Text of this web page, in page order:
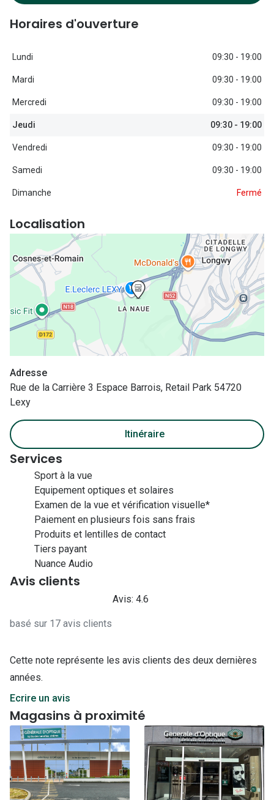
Tory burch
Coach
Toutes
Nos
Comment
Tous nos
Nos
Horaires d'ouverture
Lundi 09:30 - 19:00
Mardi 09:30 - 19:00
Mercredi 09:30 - 19:00
Jeudi 09:30 - 19:00
Vendredi 09:30 - 19:00
Samedi 09:30 - 19:00
Dimanche Fermé
Localisation
Adresse
Rue de la Carrière 3 Espace Barrois, Retail Park 54720
Lexy
Itinéraire
Services
Sport à la vue
Equipement optiques et solaires
Examen de la vue et vérification visuelle*
Paiement en plusieurs fois sans frais
Produits et lentilles de contact
Tiers payant
Nuance Audio
Avis clients
Avis: 4.6
basé sur 17 avis clients
Cette note représente les avis clients des deux dernières
années.
Ecrire un avis
Magasins à proximité